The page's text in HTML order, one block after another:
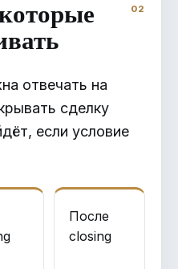
отвечать на
сделку
если условие
После
closing